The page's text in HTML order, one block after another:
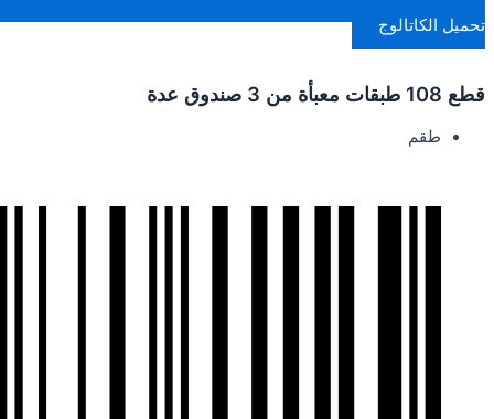
تحميل الكاتالوج
قطع 108 طبقات معبأة من 3 صندوق عدة
طقم